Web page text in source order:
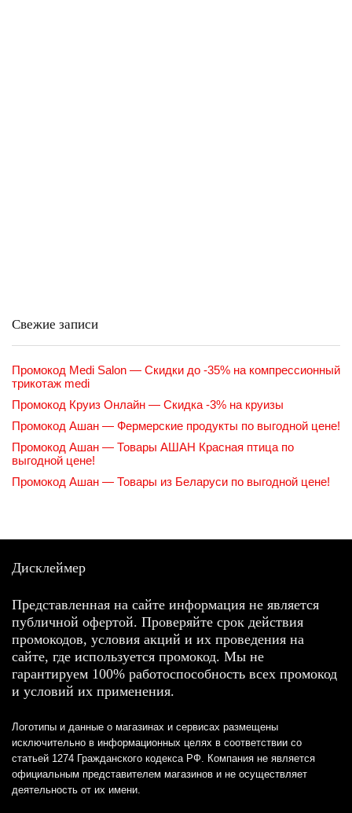
Свежие записи
Промокод Medi Salon — Скидки до -35% на компрессионный
трикотаж medi
Промокод Круиз Онлайн — Скидка -3% на круизы
Промокод Ашан — Фермерские продукты по выгодной цене!
Промокод Ашан — Товары АШАН Красная птица по
выгодной цене!
Промокод Ашан — Товары из Беларуси по выгодной цене!
Дисклеймер
Представленная на сайте информация не является
публичной офертой. Проверяйте срок действия
промокодов, условия акций и их проведения на
сайте, где используется промокод. Мы не
гарантируем 100% работоспособность всех промокод
и условий их применения.
Логотипы и данные о магазинах и сервисах размещены
исключительно в информационных целях в соответствии со
статьей 1274 Гражданского кодекса РФ. Компания не является
официальным представителем магазинов и не осуществляет
деятельность от их имени.